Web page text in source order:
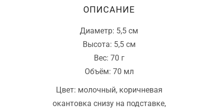
ОПИСАНИЕ
Диаметр: 5,5 см
Высота: 5,5 см
Вес: 70 г
Объём: 70 мл
Цвет: молочный, коричневая
окантовка снизу на подставке,